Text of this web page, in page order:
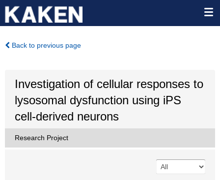
Back to previous page
Investigation of cellular responses to
lysosomal dysfunction using iPS
cell-derived neurons
Research Project